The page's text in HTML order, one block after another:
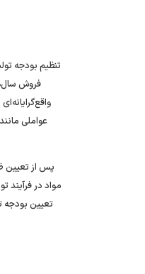
تنظیم بودجه
فروش
عواملی
پس از تعیین
مواد در فرآیند
تعیین بودجه